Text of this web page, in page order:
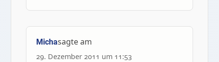
Michasagte am
29. Dezember 2011 um 11:53